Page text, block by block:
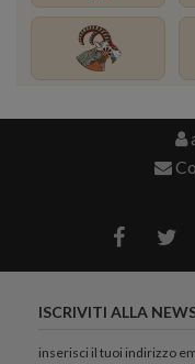
ISCRIVITI ALLA
inserisci il tuoi indirizzo